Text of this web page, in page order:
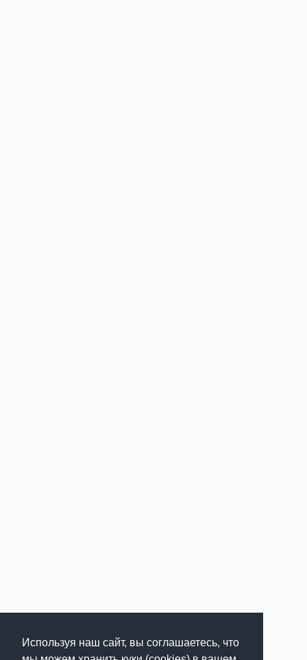
Используя наш сайт, вы соглашаетесь, что